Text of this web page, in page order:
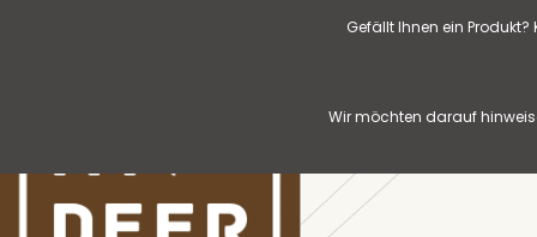
Gefällt Ihnen ein
Wir möchten darauf